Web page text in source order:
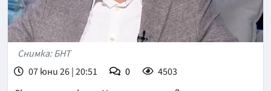
Снимка: БНТ
07 юни 26 | 20:51
0 4503